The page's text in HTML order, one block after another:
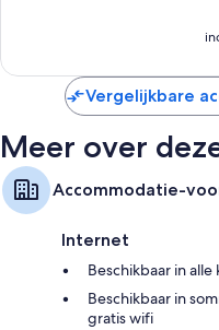
Aparte zitruimtes,
Vergelijkbare
Meer over
Accommodatie-
Internet
Beschikbaar in
Beschikbaar in
gratis wifi